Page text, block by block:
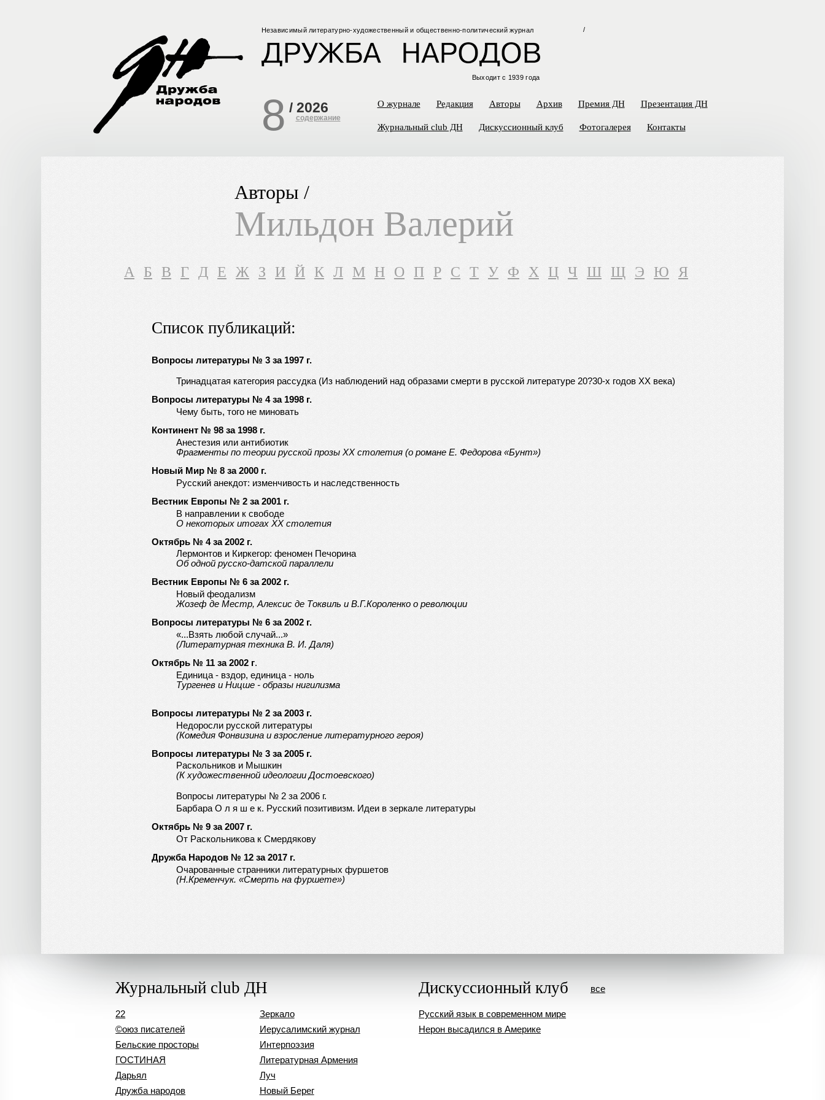
Независимый литературно-художественный и общественно-политический журнал
Выходит с 1939 года
/
8 / 2026
содержание
О журнале Редакция Авторы Архив Премия ДН Презентация ДН
Журнальный club ДН Дискуссионный клуб Фотогалерея Контакты
Авторы /
Мильдон Валерий
A Б В Г Д Е Ж З И Й К Л М Н О П Р С Т У Ф Х Ц Ч Ш Щ Э Ю Я
Список публикаций:
Вопросы литературы № 3 за 1997 г.
Тринадцатая категория рассудка (Из наблюдений над образами смерти в русской литературе 20?30-х годов ХХ века)
Вопросы литературы № 4 за 1998 г.
Чему быть, того не миновать
Континент № 98 за 1998 г.
Анестезия или антибиотик
Фрагменты по теории русской прозы ХХ столетия (о романе Е. Федорова «Бунт»)
Новый Мир № 8 за 2000 г.
Русский анекдот: изменчивость и наследственность
Вестник Европы № 2 за 2001 г.
В направлении к свободе
О некоторых итогах ХХ столетия
Октябрь № 4 за 2002 г.
Лермонтов и Киркегор: феномен Печорина
Об одной русско-датской параллели
Вестник Европы № 6 за 2002 г.
Новый феодализм
Жозеф де Местр, Алексис де Токвиль и В.Г.Короленко о революции
Вопросы литературы № 6 за 2002 г.
«...Взять любой случай...»
(Литературная техника В. И. Даля)
Октябрь № 11 за 2002 г.
Единица - вздор, единица - ноль
Тургенев и Ницше - образы нигилизма
Вопросы литературы № 2 за 2003 г.
Недоросли русской литературы
(Комедия Фонвизина и взросление литературного героя)
Вопросы литературы № 3 за 2005 г.
Раскольников и Мышкин
(К художественной идеологии Достоевского)
Вопросы литературы № 2 за 2006 г.
Барбара О л я ш е к. Русский позитивизм. Идеи в зеркале литературы
Октябрь № 9 за 2007 г.
От Раскольникова к Смердякову
Дружба Народов № 12 за 2017 г.
Очарованные странники литературных фуршетов
(Н.Кременчук. «Смерть на фуршете»)
Журнальный club ДН
22
©оюз писателей
Бельские просторы
ГОСТИНАЯ
Дарьял
Дружба народов
Зеркало
Иерусалимский журнал
Интерпоэзия
Литературная Армения
Луч
Новый Берег
Дискуссионный клуб
Русский язык в современном мире
Нерон высадился в Америке
все